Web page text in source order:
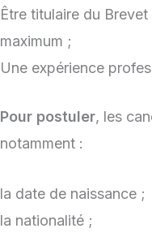
Être titulaire du
maximum ;
Une expérience
Pour postuler, les
notamment :
la date de naissance ;
la nationalité ;